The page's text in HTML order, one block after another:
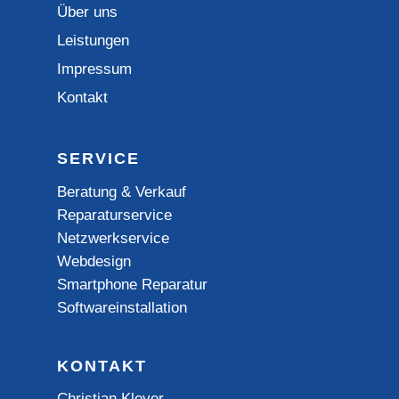
Über uns
Leistungen
Impressum
Kontakt
SERVICE
Beratung & Verkauf
Reparaturservice
Netzwerkservice
Webdesign
Smartphone Reparatur
Softwareinstallation
KONTAKT